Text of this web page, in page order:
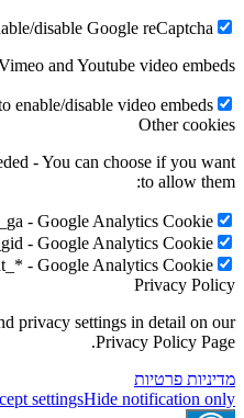
enable/disable Google
Vimeo and Youtube video
to enable/disable video
Other
needed - You can choose if you
to allow
_ga - Google Analytics
_gid - Google Analytics
_gat_* - Google Analytics
Privacy
and privacy settings in detail
Privacy Policy
פרטיות
Accept settings Hide notification